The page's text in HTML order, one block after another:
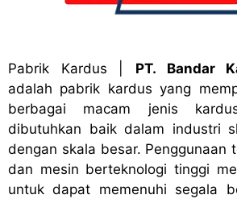
Pabrik Kardus
PT. Bandar
adalah pabrik kardus yang
berbagai macam jenis
dibutuhkan baik dalam industri
dengan skala besar. Penggunaan
dan mesin berteknologi tinggi
untuk dapat memenuhi segala